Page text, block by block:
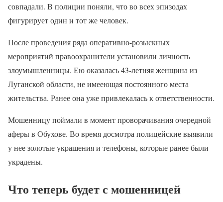
совпадали. В полиции поняли, что во всех эпизодах
фигурирует один и тот же человек.
После проведения ряда оперативно-розыскных
мероприятий правоохранители установили личность
злоумышленницы. Ею оказалась 43-летняя женщина из
Луганской области, не имееющая постоянного места
жительства. Ранее она уже привлекалась к ответственности.
Мошенницу поймали в момент проворачивания очередной
аферы в Обухове. Во время досмотра полицейские выявили
у нее золотые украшения и телефоны, которые ранее были
украдены.
Что теперь будет с мошенницей